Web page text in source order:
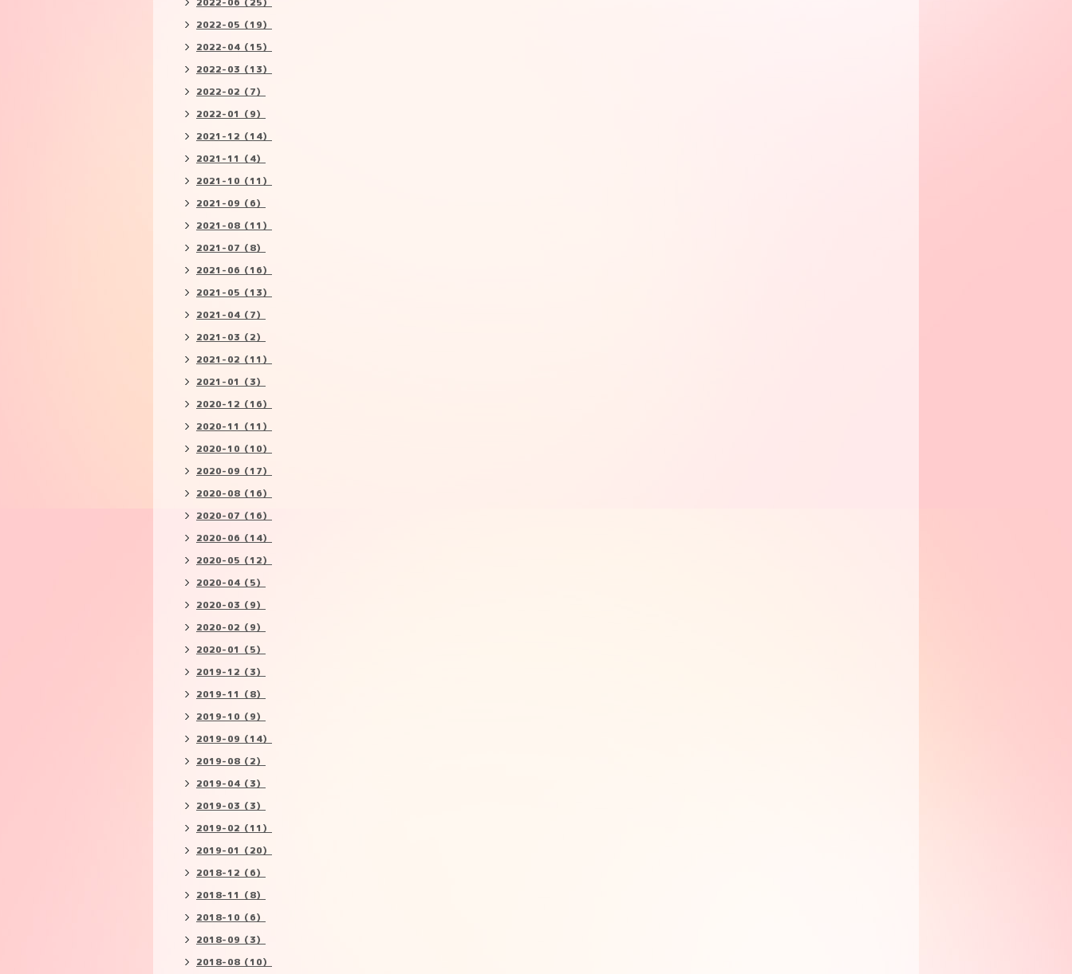
2022-05（19）
2022-04（15）
2022-03（13）
2022-02（7）
2022-01（9）
2021-12（14）
2021-11（4）
2021-10（11）
2021-09（6）
2021-08（11）
2021-07（8）
2021-06（16）
2021-05（13）
2021-04（7）
2021-03（2）
2021-02（11）
2021-01（3）
2020-12（16）
2020-11（11）
2020-10（10）
2020-09（17）
2020-08（16）
2020-07（16）
2020-06（14）
2020-05（12）
2020-04（5）
2020-03（9）
2020-02（9）
2020-01（5）
2019-12（3）
2019-11（8）
2019-10（9）
2019-09（14）
2019-08（2）
2019-04（3）
2019-03（3）
2019-02（11）
2019-01（20）
2018-12（6）
2018-11（8）
2018-10（6）
2018-09（3）
2018-08（10）